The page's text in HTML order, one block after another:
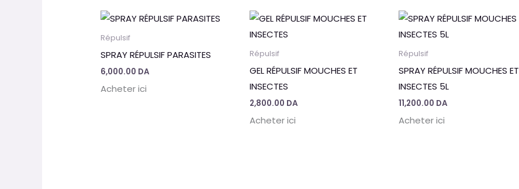
Répulsif
SPRAY RÉPULSIF PARASITES
6,000.00 DA
Acheter ici
Répulsif
GEL RÉPULSIF MOUCHES ET
INSECTES
2,800.00 DA
Acheter ici
Répulsif
SPRAY RÉPULSIF MOUCHES ET
INSECTES 5L
11,200.00 DA
Acheter ici